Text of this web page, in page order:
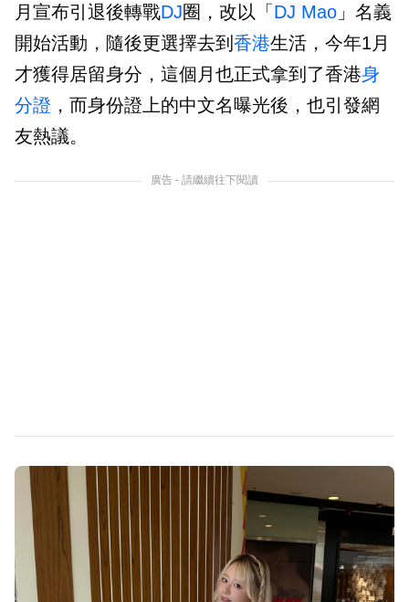
月宣布引退後轉戰DJ圈，改以「 DJ Mao 」名義
開始活動，隨後更選擇去到 香港生活，今年1月
才獲得居留身分，這個月也正式拿到了香港身
分證 ，而身份證上的中文名曝光後，也引發網
友熱議。
廣告 - 請繼續往下閱讀